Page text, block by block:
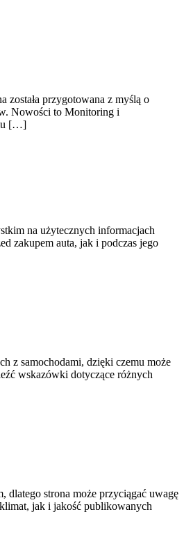
została przygotowana z myślą o
Nowości to Monitoring i
[…]
na użytecznych informacjach
zakupem auta, jak i podczas jego
z samochodami, dzięki czemu może
wskazówki dotyczące różnych
dlatego strona może przyciągać uwagę
jak i jakość publikowanych